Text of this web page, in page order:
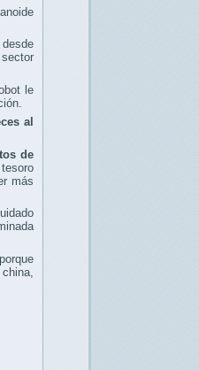
le
al
de
más